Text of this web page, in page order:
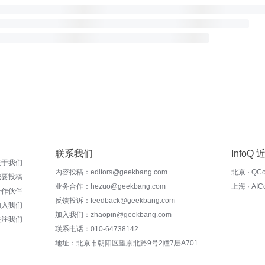
我们
投稿
伙伴
我们
我们
联系我们
内容投稿：editors@geekbang.com
业务合作：hezuo@geekbang.com
反馈投诉：feedback@geekbang.com
加入我们：zhaopin@geekbang.com
联系电话：010-64738142
地址：北京市朝阳区望京北路9号2幢7层A701
InfoQ
北京 ·
上海 ·